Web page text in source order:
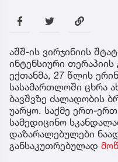
აშშ-ის ვირჯინიის
ინტენსიური
ექთანმა, 27 წლის
სასამართლოში ცხრა
ბავშვზე ძალადობის
უარყო. საქმე ერთ-
სამედიცინო
დაზარალებულები
განსაკუთრებულად